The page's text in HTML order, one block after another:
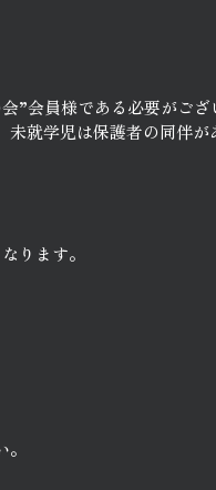
”会員様である必要がござ
就学児は保護者の同伴が
ります。